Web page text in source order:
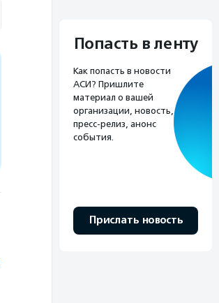
Попасть в ленту
Как попасть в новости
АСИ? Пришлите
материал о вашей
организации, новость,
пресс-релиз, анонс
события.
Прислать новость